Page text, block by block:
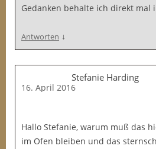
Gedanken behalte ich direkt mal
Antworten ↓
Stefanie Harding
16. April 2016
Hallo Stefanie, warum muß das
im Ofen bleiben und das